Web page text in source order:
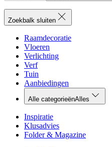
Zoekbalk sluiten
Raamdecoratie
Vloeren
Verlichting
Verf
Tuin
Aanbiedingen
Alle categorieënAlles
Inspiratie
Klusadvies
Folder & Magazine